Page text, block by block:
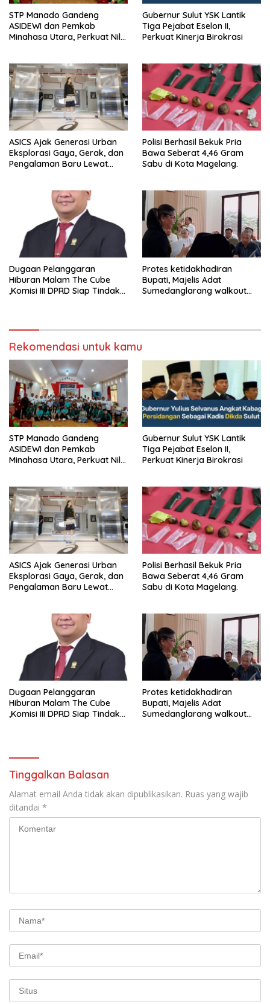
‎STP Manado Gandeng
ASIDEWI dan Pemkab
Minahasa Utara, Perkuat Nilai
Gubernur Sulut YSK Lantik
Tiga Pejabat Eselon II,
Perkuat Kinerja Birokrasi
ASICS Ajak Generasi Urban
Eksplorasi Gaya, Gerak, dan
Pengalaman Baru Lewat
Polisi Berhasil Bekuk Pria
Bawa Seberat 4,46 Gram
Sabu di Kota Magelang.
Dugaan Pelanggaran
Hiburan Malam The Cube
,Komisi III DPRD Siap Tindak
Protes ketidakhadiran
Bupati, Majelis Adat
Sumedanglarang walkout
Rekomendasi untuk kamu
‎STP Manado Gandeng
ASIDEWI dan Pemkab
Minahasa Utara, Perkuat Nilai
Gubernur Sulut YSK Lantik
Tiga Pejabat Eselon II,
Perkuat Kinerja Birokrasi
ASICS Ajak Generasi Urban
Eksplorasi Gaya, Gerak, dan
Pengalaman Baru Lewat
Polisi Berhasil Bekuk Pria
Bawa Seberat 4,46 Gram
Sabu di Kota Magelang.
Dugaan Pelanggaran
Hiburan Malam The Cube
,Komisi III DPRD Siap Tindak
Protes ketidakhadiran
Bupati, Majelis Adat
Sumedanglarang walkout
Tinggalkan Balasan
Alamat email Anda tidak akan dipublikasikan. Ruas yang wajib
ditandai *